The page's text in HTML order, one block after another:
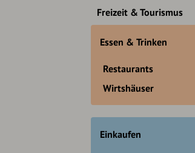
Freizeit & Tourismus
Essen & Trinken
Restaurants
Wirtshäuser
Einkaufen